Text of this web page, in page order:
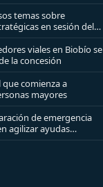
temas sobre
en sesión del
viales en Biobío se
la concesión
comienza a
mayores
de emergencia
agilizar ayudas